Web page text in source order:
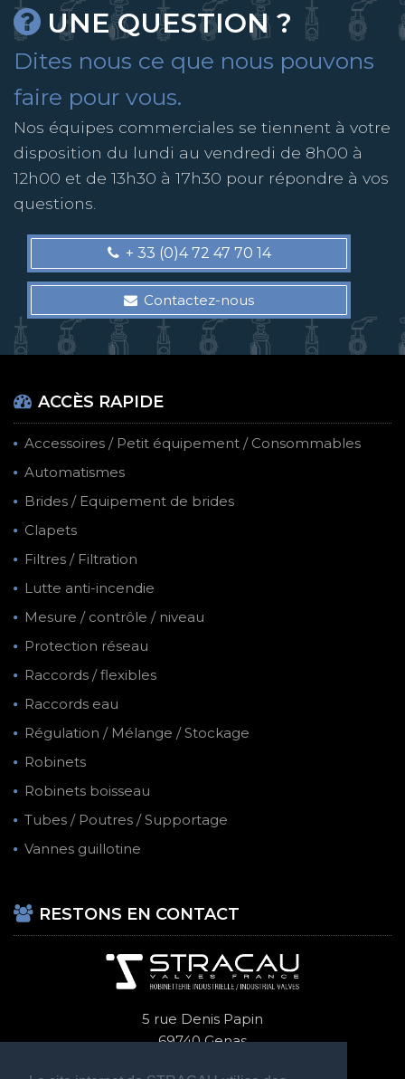
UNE QUESTION ?
Dites nous ce que nous pouvons
faire pour vous.
Nos équipes commerciales se tiennent à votre
disposition du lundi au vendredi de 8h00 à
12h00 et de 13h30 à 17h30 pour répondre à vos
questions.
+ 33 (0)4 72 47 70 14
Contactez-nous
ACCÈS RAPIDE
Accessoires / Petit équipement / Consommables
Automatismes
Brides / Equipement de brides
Clapets
Filtres / Filtration
Lutte anti-incendie
Mesure / contrôle / niveau
Protection réseau
Raccords / flexibles
Raccords eau
Régulation / Mélange / Stockage
Robinets
Robinets boisseau
Tubes / Poutres / Supportage
Vannes guillotine
RESTONS EN CONTACT
5 rue Denis Papin
69740 Genas